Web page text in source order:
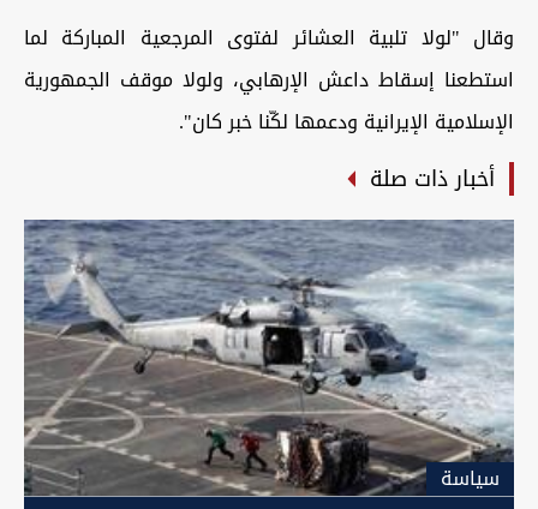
وقال "لولا تلبية العشائر لفتوى المرجعية المباركة لما
استطعنا إسقاط داعش الإرهابي، ولولا موقف الجمهورية
الإسلامية الإيرانية ودعمها لكّنا خبر كان".
أخبار ذات صلة
سیاسة